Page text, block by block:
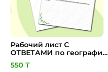
Рабочий лист С
ОТВЕТАМИ по географии
за 7 класс 3 четверть.
Тема: Визитная карточка
550 ₸